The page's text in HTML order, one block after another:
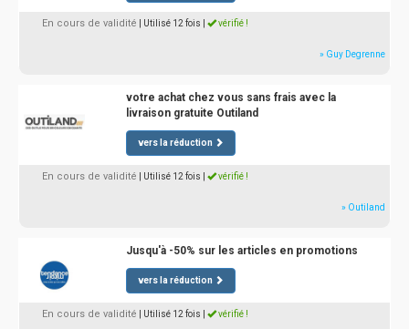
En cours de validité | Utilisé 12 fois vérifié !
» Guy Degrenne
votre achat chez vous sans frais avec la
livraison gratuite Outiland
vers la réduction
En cours de validité | Utilisé 12 fois vérifié !
» Outiland
Jusqu'à -50% sur les articles en promotions
vers la réduction
En cours de validité | Utilisé 12 fois vérifié !